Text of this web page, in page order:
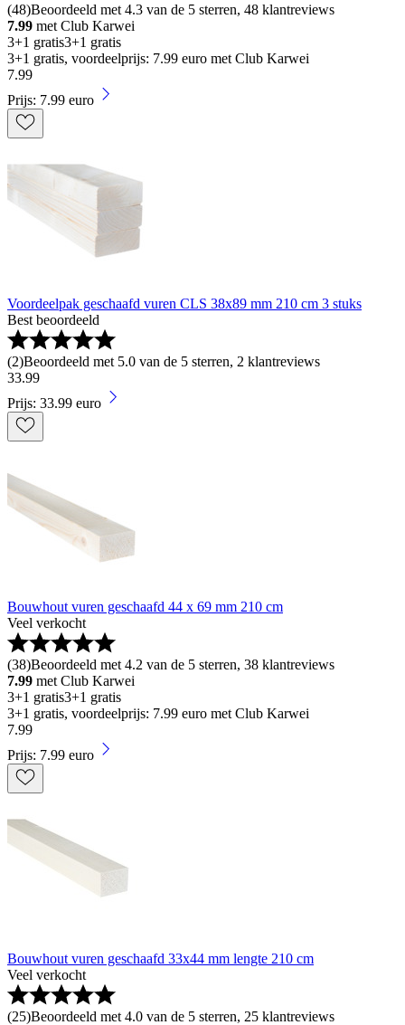
(48)Beoordeeld met 4.3 van de 5 sterren, 48 klantreviews
7.99 met Club Karwei
3+1 gratis3+1 gratis
3+1 gratis, voordeelprijs: 7.99 euro met Club Karwei
7.99
Prijs: 7.99 euro
Voordeelpak geschaafd vuren CLS 38x89 mm 210 cm 3 stuks
Best beoordeeld
(2)Beoordeeld met 5.0 van de 5 sterren, 2 klantreviews
33.99
Prijs: 33.99 euro
Bouwhout vuren geschaafd 44 x 69 mm 210 cm
Veel verkocht
(38)Beoordeeld met 4.2 van de 5 sterren, 38 klantreviews
7.99 met Club Karwei
3+1 gratis3+1 gratis
3+1 gratis, voordeelprijs: 7.99 euro met Club Karwei
7.99
Prijs: 7.99 euro
Bouwhout vuren geschaafd 33x44 mm lengte 210 cm
Veel verkocht
(25)Beoordeeld met 4.0 van de 5 sterren, 25 klantreviews